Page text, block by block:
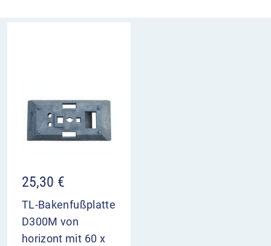
25,30 €
TL-Bakenfußplatte
D300M von
horizont mit 60 x